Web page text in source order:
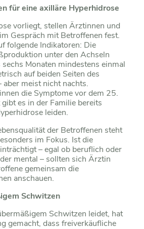
für eine axilläre Hyperhidrose
vorliegt, stellen Ärztinnen und
Gespräch mit Betroffenen fest.
folgende Indikatoren: Die
unter den Achseln
Monaten mindestens einmal
auf beiden Seiten des
aber meist nicht nachts.
die Symptome vor dem 25.
es in der Familie bereits
leiden.
der Betroffenen steht
im Fokus. Ist die
– egal ob beruflich oder
mental – sollten sich Ärztin
gemeinsam die
anschauen.
Schwitzen
Schwitzen leidet, hat
gemacht, dass freiverkäufliche